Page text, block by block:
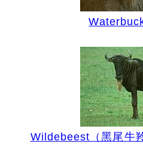
Wildebeest（黑尾牛